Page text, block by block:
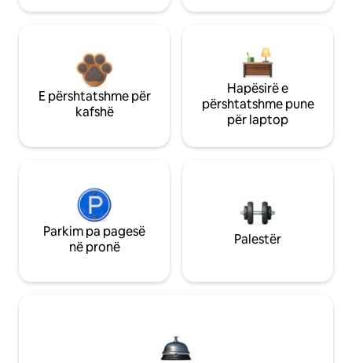
E përshtatshme për
kafshë
Hapësirë e
përshtatshme pune
për laptop
Parkim pa pagesë
në pronë
Palestër